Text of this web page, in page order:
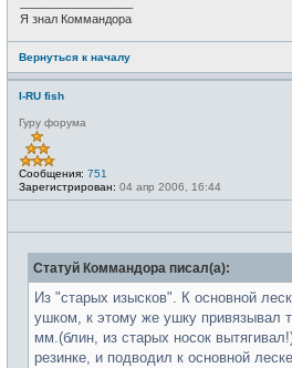
Я знал Коммандора
Вернуться к началу
I-RU fish
Гуру форума
Сообщения: 751
Зарегистрирован: 04 апр 2006, 16:44
Статуй Коммандора писал(а):
Из "старых изысков". К основной
ушком, к этому же ушку привязывал
мм.(блин, из старых носок
резинке, и подводил к основной